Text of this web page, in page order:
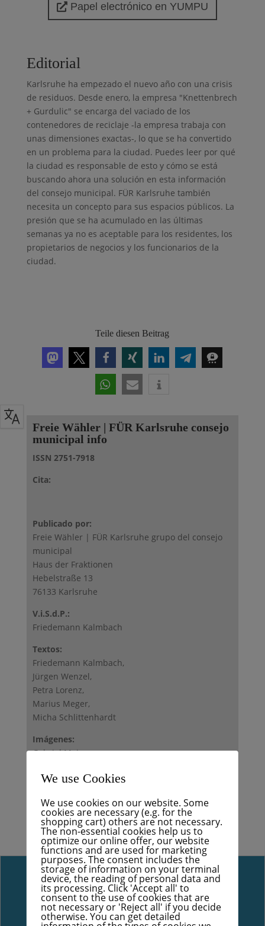
Papel electrónico en YUMPU
Editorial
Karlsruhe ha empezado el nuevo año con una crisis
de residuos. Desde enero, la empresa "Knettenbrech
+ Gurdulic" se encarga del vaciado de los
contenedores de reciclaje -la empresa trabaja con
unas dimensiones exactas-, lo que se ha convertido
en un problema para la ciudad. Puedes leer por qué
la ciudad es responsable de esto y cómo se está
buscando ahora una solución en esta información
del consejo municipal. FÜR Karlsruhe también
necesita un concepto para sus espacios públicos. La
presión que se ha acumulado en las últimas
semanas ya no es aceptable para los residentes, los
propietarios de negocios y los funcionarios de la
ciudad.
Teile diesen Beitrag
Freie Wähler | FÜR Karlsruhe consejo
municipal info
ISSN 2751-7918
Cita:
Publicado por:
Freie Wähler | FÜR Karlsruhe grupo del consejo
municipal
Haus der Fraktionen
Hebelstraße 13
76133 Karlsruhe
V.i.S.d.P.:
Friedemann Kalmbach
Textos:
Friedemann Kalmbach,
Jürgen Wenzel,
Petra Lorenz,
Marius Meger,
Micha Schlittenhardt
Imágenes:
Gabriel Meier,
Micha Schlittenhardt,
pixabay.com
We use Cookies
We use cookies on our website. Some
cookies are necessary (e.g. for the
shopping cart) others are not necessary.
The non-essential cookies help us to
optimize our online offer, our website
functions and are used for marketing
purposes. The consent includes the
storage of information on your terminal
device, the reading of personal data and
its processing. Click 'Accept all' to
consent to the use of cookies that are
not necessary or 'Reject all' if you decide
otherwise. You can get detailed